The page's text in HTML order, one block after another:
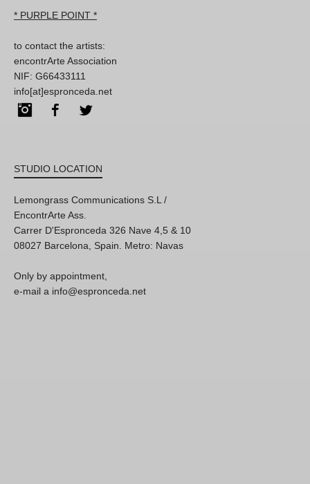
* PURPLE POINT *
to contact the artists:
encontrArte Association
NIF: G66433111
info[at]espronceda.net
InstagramFacebook
STUDIO LOCATION
Lemongrass Communications S.L /
EncontrArte Ass.
Carrer D'Espronceda 326 Nave 4,5 & 10
08027 Barcelona, Spain. Metro: Navas
Only by appointment,
e-mail a info@espronceda.net